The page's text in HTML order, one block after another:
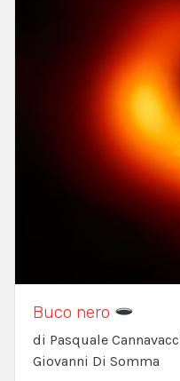
Buco nero
di Pasquale
Giovanni Di Somma